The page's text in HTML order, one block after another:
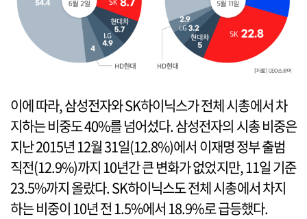
이에 따라, 삼성전자와 SK하이닉스가 전체 시총에서 차
지하는 비중도 40%를 넘어섰다. 삼성전자의 시총 비중은
지난 2015년 12월 31일(12.8%)에서 이재명 정부 출범
직전(12.9%)까지 10년간 큰 변화가 없었지만, 11일 기준
23.5%까지 올랐다. SK하이닉스도 전체 시총에서 차지
하는 비중이 10년 전 1.5%에서 18.9%로 급등했다.